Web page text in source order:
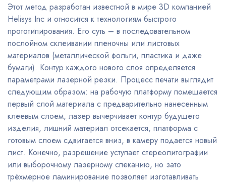
Этот метод разработан известной в мире 3D компанией
Helisys Inc и относится к технологиям быстрого
прототипирования. Его суть – в последовательном
послойном склеивании пленочны или листовых
материалов (металлической фольги, пластика и даже
бумаги). Контур каждого нового слоя определяется
параметрами лазерной резки. Процесс печати выглядит
следующим образом: на рабочую платформу помещается
первый слой материала с предварительно нанесенным
клеевым слоем, лазер вычерчивает контур будущего
изделия, лишний материал отсекается, платформа с
готовым слоем сдвигается вниз, в камеру подается новый
лист. Конечно, разрешение уступает стереолитографии
или выборочному лазерному спеканию, но зато
трёхмерное ламинирование позволяет изготавливать